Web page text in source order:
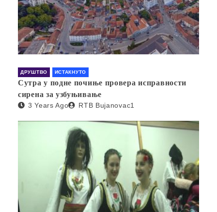
ДРУШТВО ИСТАКНУТО
Сутра у подне почиње провера исправности
сирена за узбуњивање
3 Years Ago RTB Bujanovac1